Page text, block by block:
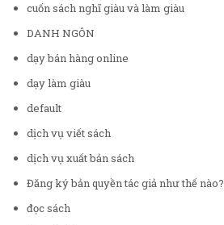
cuốn sách nghĩ giàu và làm giàu
DANH NGÔN
dạy bán hàng online
dạy làm giàu
default
dịch vụ viết sách
dịch vụ xuất bản sách
Đăng ký bản quyền tác giả như thế nào?
đọc sách